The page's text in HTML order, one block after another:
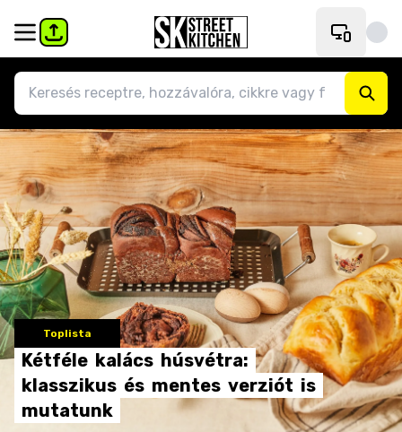
Toplista
Kétféle kalács húsvétra:
klasszikus és mentes verziót is
mutatunk